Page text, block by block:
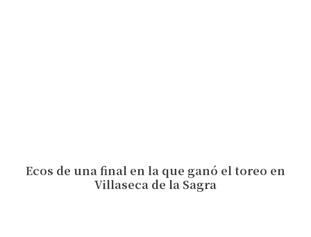
Ecos de una final en la que ganó el toreo en
Villaseca de la Sagra